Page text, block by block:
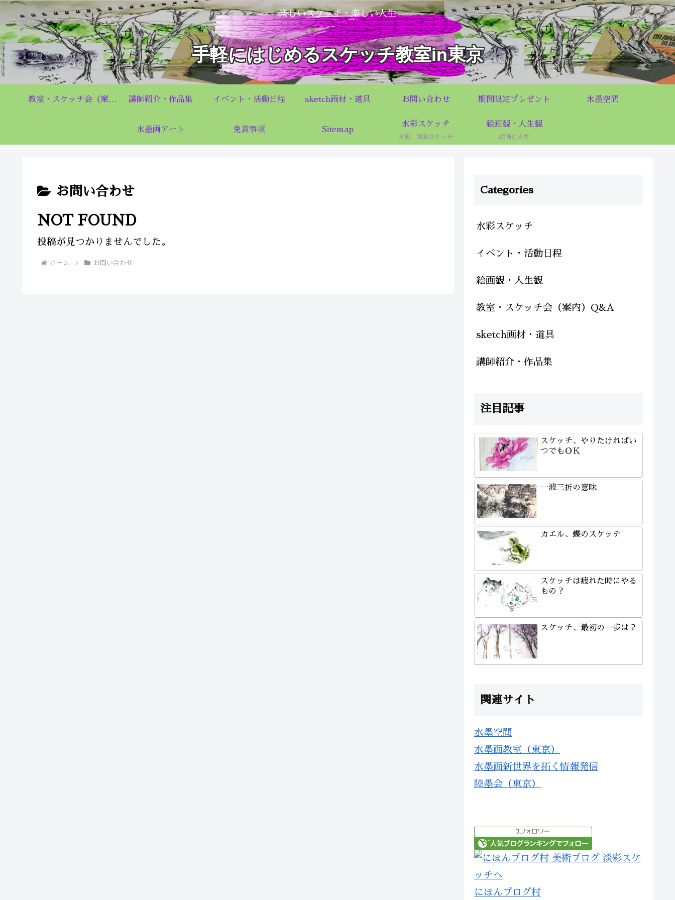
楽しいスケッチ・楽しい人生
手軽にはじめるスケッチ教室in東京
教室・スケッチ会（案内）Q&A 講師紹介・作品集 イベント・活動日程 sketch画材・道具 お問い合わせ 期間限定プレゼント 水墨空間
水墨画アート 免責事項 Sitemap
水彩スケッチ
水彩、淡彩スケッチ
絵画観・人生観
絵画と人生
お問い合わせ
NOT FOUND
投稿が見つかりませんでした。
ホーム お問い合わせ
Categories
水彩スケッチ
イベント・活動日程
絵画観・人生観
教室・スケッチ会（案内）Q&A
sketch画材・道具
講師紹介・作品集
注目記事
スケッチ、やりたければい
つでもＯＫ
一波三折の意味
カエル、蝶のスケッチ
スケッチは疲れた時にやる
もの？
スケッチ、最初の一歩は？
関連サイト
水墨空間
水墨画教室（東京）
水墨画新世界を拓く情報発信
陸墨会（東京）
にほんブログ村